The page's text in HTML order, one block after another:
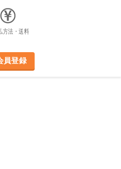
方法・送料
員登録